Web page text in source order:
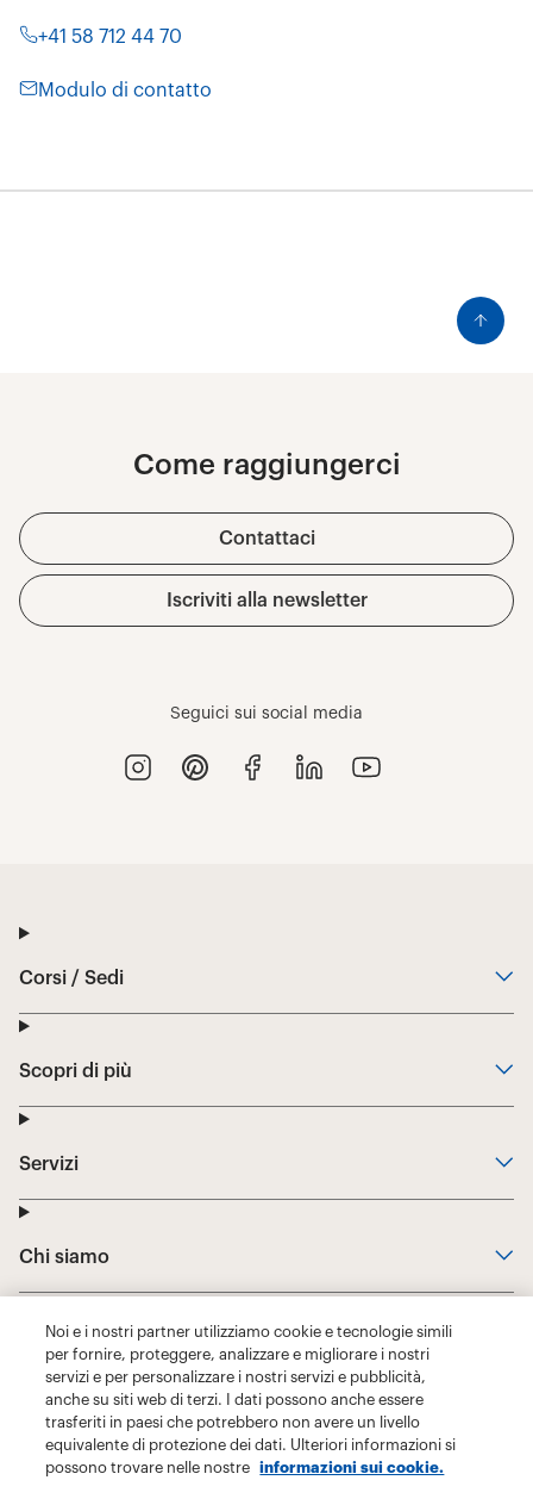
Noi e i nostri partner utilizziamo cookie e tecnologie simili
per fornire, proteggere, analizzare e migliorare i nostri
servizi e per personalizzare i nostri servizi e pubblicità,
anche su siti web di terzi. I dati possono anche essere
trasferiti in paesi che potrebbero non avere un livello
equivalente di protezione dei dati. Ulteriori informazioni si
possono trovare nelle nostre
informazioni sui cookie.